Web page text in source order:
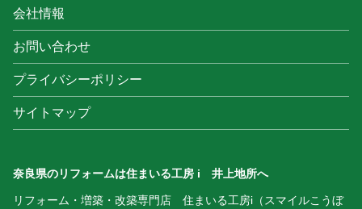
会社情報
お問い合わせ
プライバシーポリシー
サイトマップ
奈良県のリフォームは住まいる工房 i 井上地所へ
リフォーム・増築・改築専門店 住まいる工房i（スマイルこうぼ